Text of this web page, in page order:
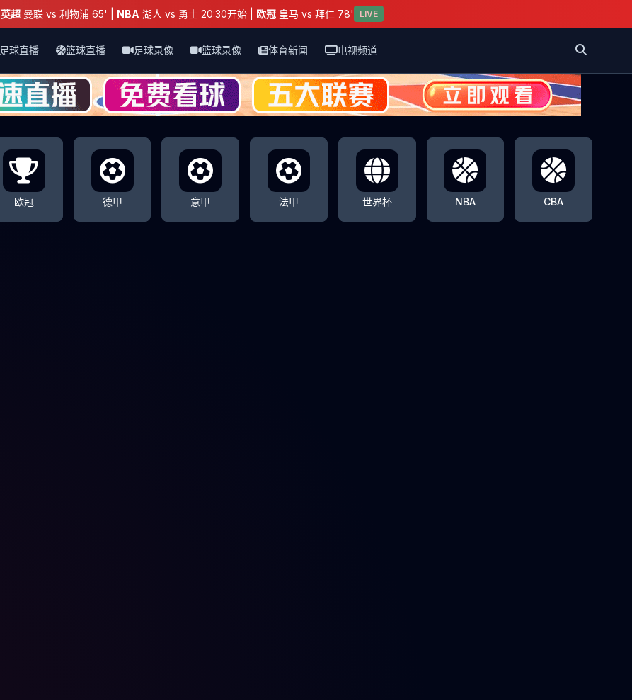
英超曼联 vs 利物浦 65' | NBA 湖人 vs 勇士 20:30开始 | 欧冠皇马 vs 拜仁 78' LIVE
足球直播 篮球直播 足球录像 篮球录像 体育新闻 电视频道
欧冠 德甲 意甲 法甲 世界杯 NBA CBA